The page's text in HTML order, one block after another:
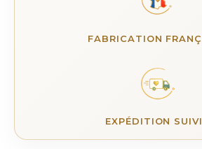
FABRICATION
EXPÉDITION